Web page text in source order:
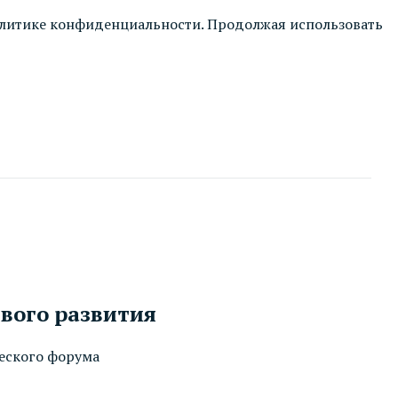
конфиденциальности. Продолжая использовать
развития
форума